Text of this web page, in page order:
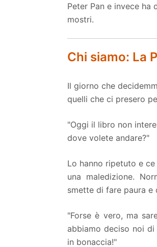
Peter Pan e invece ha
mostri.
Chi siamo: La
Il giorno che
quelli che ci presero
"Oggi il libro non
dove volete andare?"
Lo hanno ripetuto e
una maledizione.
smette di fare paura e
"Forse è vero, ma
abbiamo deciso noi
in bonaccia!"